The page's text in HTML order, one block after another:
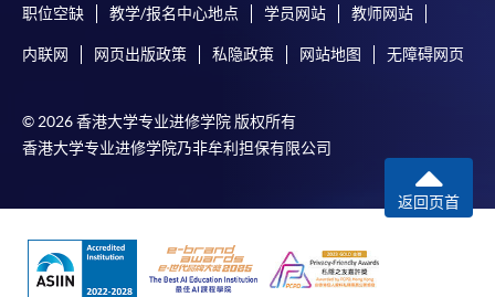
职位空缺 教学/报名中心地点 学员网站 教师网站
内联网 网页出版政策 私隐政策 网站地图 无障碍网页
© 2026 香港大学专业进修学院 版权所有
香港大学专业进修学院乃非牟利担保有限公司
返回页首